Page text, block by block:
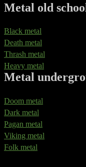
Metal old
Black metal
Death metal
Thrash metal
Heavy metal
Metal
Doom metal
Dark metal
Pagan metal
Viking metal
Folk metal